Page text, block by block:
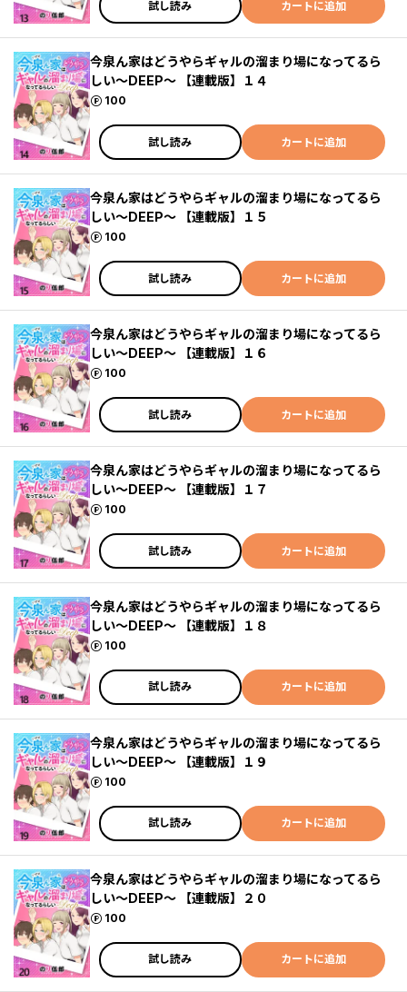
試し読み カートに追加
今泉ん家はどうやらギャルの溜まり場になってるら
しい～DEEP～ 【連載版】１４
100
ポイント
試し読み カートに追加
今泉ん家はどうやらギャルの溜まり場になってるら
しい～DEEP～ 【連載版】１５
100
ポイント
試し読み カートに追加
今泉ん家はどうやらギャルの溜まり場になってるら
しい～DEEP～ 【連載版】１６
100
ポイント
試し読み カートに追加
今泉ん家はどうやらギャルの溜まり場になってるら
しい～DEEP～ 【連載版】１７
100
ポイント
試し読み カートに追加
今泉ん家はどうやらギャルの溜まり場になってるら
しい～DEEP～ 【連載版】１８
100
ポイント
試し読み カートに追加
今泉ん家はどうやらギャルの溜まり場になってるら
しい～DEEP～ 【連載版】１９
100
ポイント
試し読み カートに追加
今泉ん家はどうやらギャルの溜まり場になってるら
しい～DEEP～ 【連載版】２０
100
ポイント
試し読み カートに追加